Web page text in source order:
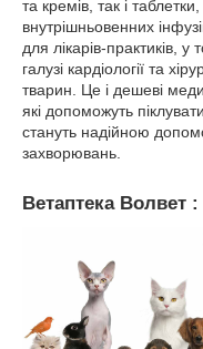
та кремів, так і
внутрішньовенних
для лікарів-практиків,
галузі кардіології та
тварин. Це і дешеві
які допоможуть
стануть надійною
захворювань.
Ветаптека Волвет :